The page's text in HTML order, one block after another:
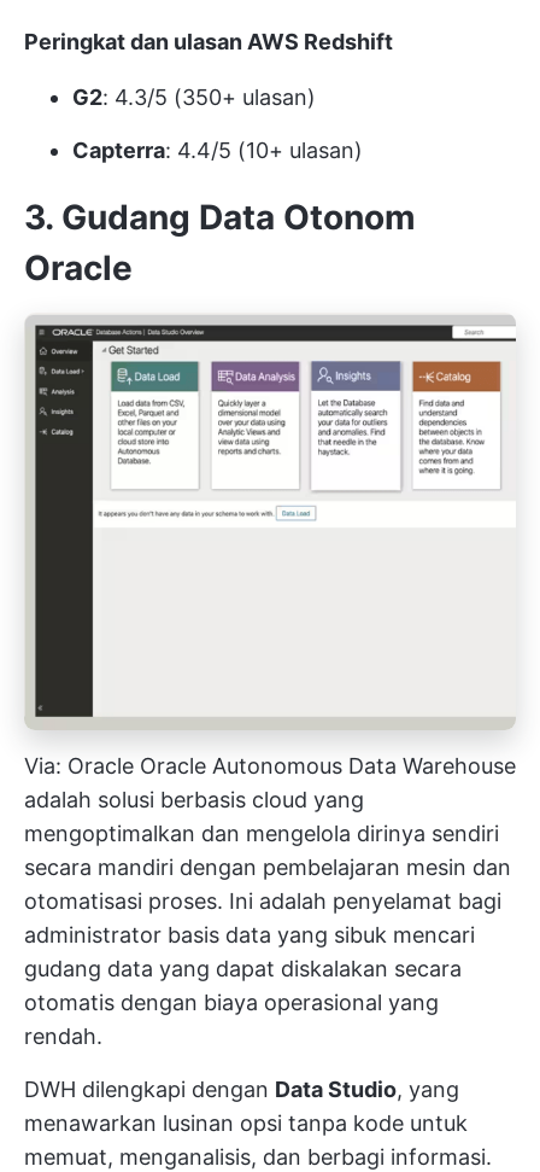
Peringkat dan ulasan AWS Redshift
G2: 4.3/5 (350+ ulasan)
Capterra: 4.4/5 (10+ ulasan)
3. Gudang Data Otonom
Oracle
Via: Oracle Oracle Autonomous Data Warehouse
adalah solusi berbasis cloud yang
mengoptimalkan dan mengelola dirinya sendiri
secara mandiri dengan pembelajaran mesin dan
otomatisasi proses. Ini adalah penyelamat bagi
administrator basis data yang sibuk mencari
gudang data yang dapat diskalakan secara
otomatis dengan biaya operasional yang
rendah.
DWH dilengkapi dengan Data Studio, yang
menawarkan lusinan opsi tanpa kode untuk
memuat, menganalisis, dan berbagi informasi.